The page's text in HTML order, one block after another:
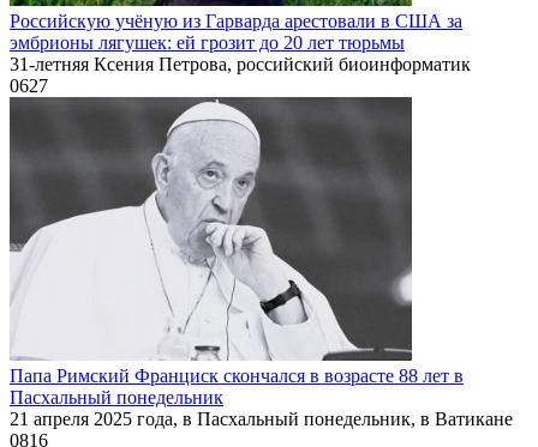
Российскую учёную из Гарварда арестовали в США за
эмбрионы лягушек: ей грозит до 20 лет тюрьмы
31-летняя Ксения Петрова, российский биоинформатик
0627
Папа Римский Франциск скончался в возрасте 88 лет в
Пасхальный понедельник
21 апреля 2025 года, в Пасхальный понедельник, в Ватикане
0816